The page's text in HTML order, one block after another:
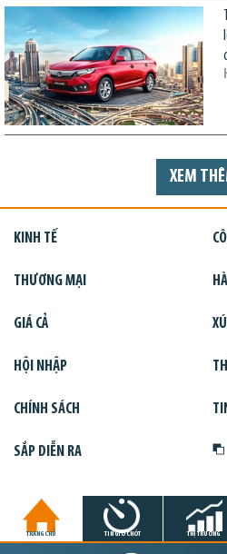
XEM
KINH TẾ
THƯƠNG MẠI
GIÁ CẢ
HỘI NHẬP
CHÍNH SÁCH
SẮP DIỄN RA
TRANG CHỦ TIN GIỜ CHÓT THỊ TRƯỜNG